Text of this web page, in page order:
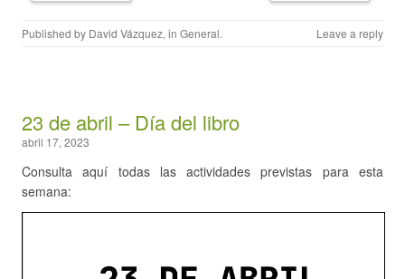
Published by David Vázquez, in General. Leave a reply
23 de abril – Día del libro
abril 17, 2023
Consulta aquí todas las actividades previstas para esta
semana: